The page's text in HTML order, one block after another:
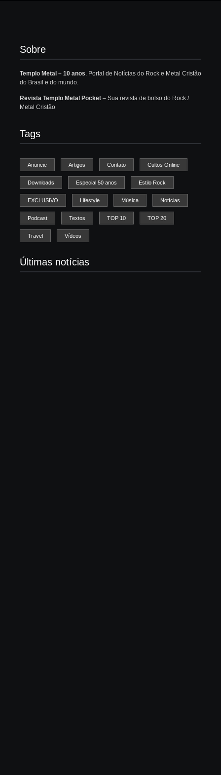
Sobre
Templo Metal – 10 anos . Portal de Notícias do Rock e Metal Cristão
do Brasil e do mundo.
Revista Templo Metal Pocket – Sua revista de bolso do Rock /
Metal Cristão
Tags
Anuncie Artigos Contato Cultos Online
Downloads Especial 50 anos Estilo Rock
EXCLUSIVO Lifestyle Música Notícias
Podcast Textos TOP 10 TOP 20
Travel Vídeos
Últimas notícias